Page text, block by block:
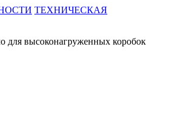
ТЕХНИЧЕСКАЯ
для высоконагруженных коробок